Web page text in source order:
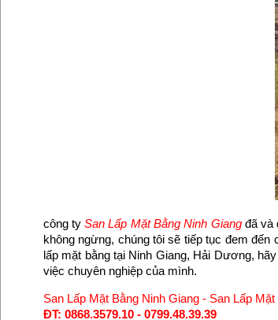
công tySan Lấp Mặt Bằng Ninh Giangđã và
không ngừng, chúng tôi sẽ tiếp tục đem
lấp mặt bằng tại Ninh Giang, Hải Dương,
việc chuyên nghiệp của mình.
San Lấp Mặt Bằng Ninh Giang- San Lấp
ĐT: 0868.3579.10 - 0799.48.39.39